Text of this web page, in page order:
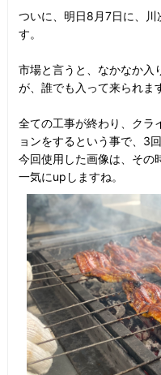
ついに、明日8月7日に、川
す。
市場と言うと、なかなか入
が、誰でも入って来られま
全ての工事が終わり、クラ
ョンをするという事で、3
今回使用した画像は、その
一気にupしますね。